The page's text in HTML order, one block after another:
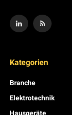
Kategorien
Branche
Elektrotechnik